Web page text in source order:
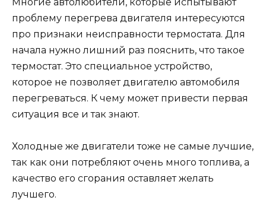
проблему перегрева двигателя интересуются
про признаки неисправности термостата. Для
начала нужно лишний раз пояснить, что такое
термостат. Это специальное устройство,
которое не позволяет двигателю автомобиля
перегреваться. К чему может привести первая
ситуация все и так знают.
Холодные же двигатели тоже не самые лучшие,
так как они потребляют очень много топлива, а
качество его сгорания оставляет желать
лучшего.